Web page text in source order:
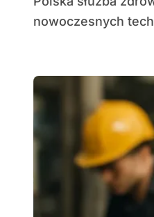
nowoczesnych